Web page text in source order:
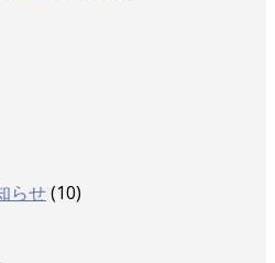
らせ(10)